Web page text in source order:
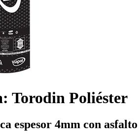
Torodin Poliéster
espesor 4mm con